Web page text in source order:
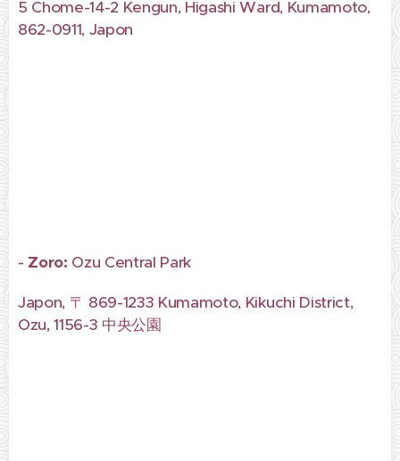
5 Chome-14-2 Kengun, Higashi Ward, Kumamoto,
862-0911, Japon
- Zoro: Ozu Central Park
Japon, 〒 869-1233 Kumamoto, Kikuchi District,
Ozu, 1156-3 中央公園